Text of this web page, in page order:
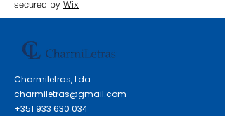
secured by Wix
Charmiletras, Lda
charmiletras@gmail.com
+351 933 630 034